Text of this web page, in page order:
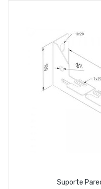
Suporte